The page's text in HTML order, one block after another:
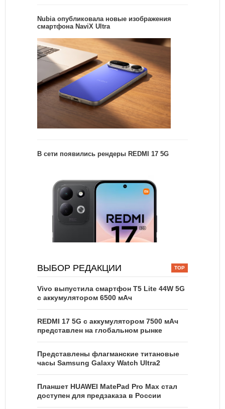
Nubia опубликовала новые изображения
смартфона NaviX Ultra
В сети появились рендеры REDMI 17 5G
ВЫБОР РЕДАКЦИИ
Vivo выпустила смартфон T5 Lite 44W 5G
с аккумулятором 6500 мАч
REDMI 17 5G c аккумулятором 7500 мАч
представлен на глобальном рынке
Представлены флагманские титановые
часы Samsung Galaxy Watch Ultra2
Планшет HUAWEI MatePad Pro Max стал
доступен для предзаказа в России